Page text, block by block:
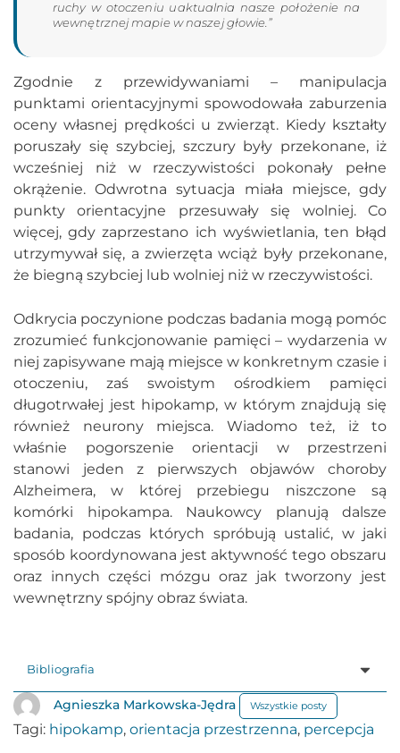
ruchy w otoczeniu uaktualnia nasze położenie na
wewnętrznej mapie w naszej głowie.”
Zgodnie z przewidywaniami – manipulacja
punktami orientacyjnymi spowodowała zaburzenia
oceny własnej prędkości u zwierząt. Kiedy kształty
poruszały się szybciej, szczury były przekonane, iż
wcześniej niż w rzeczywistości pokonały pełne
okrążenie. Odwrotna sytuacja miała miejsce, gdy
punkty orientacyjne przesuwały się wolniej. Co
więcej, gdy zaprzestano ich wyświetlania, ten błąd
utrzymywał się, a zwierzęta wciąż były przekonane,
że biegną szybciej lub wolniej niż w rzeczywistości.
Odkrycia poczynione podczas badania mogą pomóc
zrozumieć funkcjonowanie pamięci – wydarzenia w
niej zapisywane mają miejsce w konkretnym czasie i
otoczeniu, zaś swoistym ośrodkiem pamięci
długotrwałej jest hipokamp, w którym znajdują się
również neurony miejsca. Wiadomo też, iż to
właśnie pogorszenie orientacji w przestrzeni
stanowi jeden z pierwszych objawów choroby
Alzheimera, w której przebiegu niszczone są
komórki hipokampa. Naukowcy planują dalsze
badania, podczas których spróbują ustalić, w jaki
sposób koordynowana jest aktywność tego obszaru
oraz innych części mózgu oraz jak tworzony jest
wewnętrzny spójny obraz świata.
Bibliografia
Agnieszka Markowska-Jędra Wszystkie posty
Tagi: hipokamp, orientacja przestrzenna, percepcja